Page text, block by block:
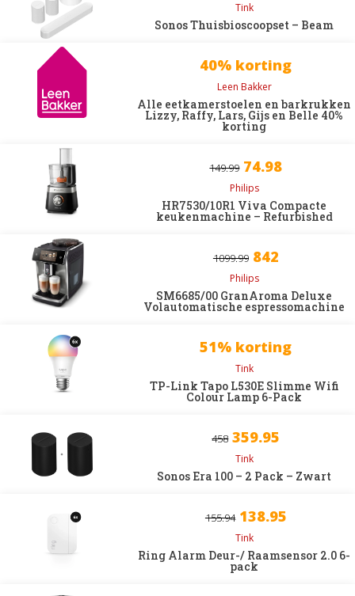
Tink
Sonos Thuisbioscoopset – Beam
40% korting
Leen Bakker
Alle eetkamerstoelen en barkrukken
Lizzy, Raffy, Lars, Gijs en Belle 40%
korting
149.99 74.98
Philips
HR7530/10R1 Viva Compacte
keukenmachine – Refurbished
1099.99 842
Philips
SM6685/00 GranAroma Deluxe
Volautomatische espressomachine
51% korting
Tink
TP-Link Tapo L530E Slimme Wifi
Colour Lamp 6-Pack
458 359.95
Tink
Sonos Era 100 – 2 Pack – Zwart
155.94 138.95
Tink
Ring Alarm Deur-/ Raamsensor 2.0 6-
pack